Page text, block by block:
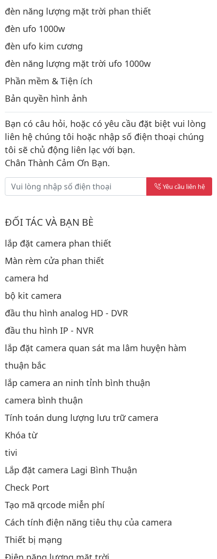
đèn năng lượng mặt trời phan thiết
đèn ufo 1000w
đèn ufo kim cương
đèn năng lượng mặt trời ufo 1000w
Phần mềm & Tiện ích
Bản quyền hình ảnh
Bạn có câu hỏi, hoặc có yêu cầu đặt biệt vui lòng
liên hệ chúng tôi hoặc nhập số điện thoại chúng
tôi sẽ chủ động liên lạc với bạn.
Chân Thành Cảm Ơn Bạn.
Yêu cầu liên hệ
ĐỐI TÁC VÀ BẠN BÈ
lắp đặt camera phan thiết
Màn rèm cửa phan thiết
camera hd
bộ kit camera
đầu thu hình analog HD - DVR
đầu thu hình IP - NVR
lắp đặt camera quan sát ma lâm huyện hàm
thuận bắc
lắp camera an ninh tỉnh bình thuận
camera bình thuận
Tính toán dung lượng lưu trữ camera
Khóa từ
tivi
Lắp đặt camera Lagi Bình Thuận
Check Port
Tạo mã qrcode miễn phí
Cách tính điện năng tiêu thụ của camera
Thiết bị mạng